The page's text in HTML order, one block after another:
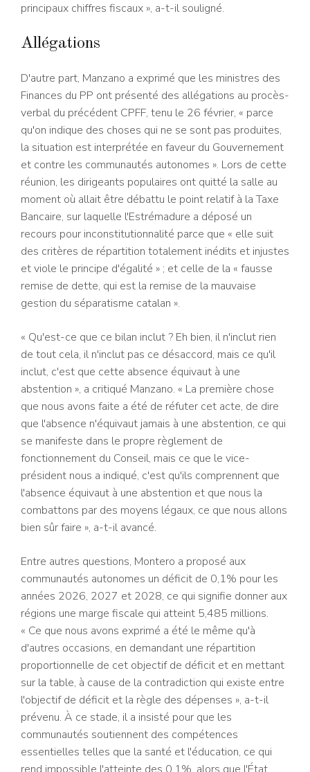
principaux chiffres fiscaux », a-t-il souligné.
Allégations
D'autre part, Manzano a exprimé que les ministres des
Finances du PP ont présenté des allégations au procès-
verbal du précédent CPFF, tenu le 26 février, « parce
qu'on indique des choses qui ne se sont pas produites,
la situation est interprétée en faveur du Gouvernement
et contre les communautés autonomes ». Lors de cette
réunion, les dirigeants populaires ont quitté la salle au
moment où allait être débattu le point relatif à la Taxe
Bancaire, sur laquelle l'Estrémadure a déposé un
recours pour inconstitutionnalité parce que « elle suit
des critères de répartition totalement inédits et injustes
et viole le principe d'égalité » ; et celle de la « fausse
remise de dette, qui est la remise de la mauvaise
gestion du séparatisme catalan ».
« Qu'est-ce que ce bilan inclut ? Eh bien, il n'inclut rien
de tout cela, il n'inclut pas ce désaccord, mais ce qu'il
inclut, c'est que cette absence équivaut à une
abstention », a critiqué Manzano. « La première chose
que nous avons faite a été de réfuter cet acte, de dire
que l'absence n'équivaut jamais à une abstention, ce qui
se manifeste dans le propre règlement de
fonctionnement du Conseil, mais ce que le vice-
président nous a indiqué, c'est qu'ils comprennent que
l'absence équivaut à une abstention et que nous la
combattons par des moyens légaux, ce que nous allons
bien sûr faire », a-t-il avancé.
Entre autres questions, Montero a proposé aux
communautés autonomes un déficit de 0,1% pour les
années 2026, 2027 et 2028, ce qui signifie donner aux
régions une marge fiscale qui atteint 5,485 millions.
« Ce que nous avons exprimé a été le même qu'à
d'autres occasions, en demandant une répartition
proportionnelle de cet objectif de déficit et en mettant
sur la table, à cause de la contradiction qui existe entre
l'objectif de déficit et la règle des dépenses », a-t-il
prévenu. À ce stade, il a insisté pour que les
communautés soutiennent des compétences
essentielles telles que la santé et l'éducation, ce qui